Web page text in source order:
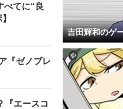
べてに“良
『ゼノブレ
『エースコ
吉田輝和のゲ